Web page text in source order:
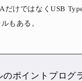
だけではなくUSB
もある。
のポイントプログ